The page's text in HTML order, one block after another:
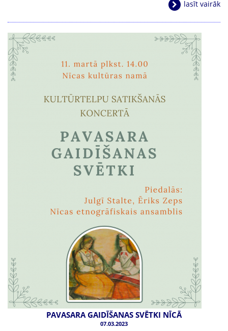
lasīt vairāk
PAVASARA GAIDĪŠANAS SVĒTKI NĪCĀ
07.03.2023